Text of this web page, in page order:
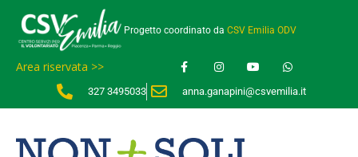
Progetto coordinato da CSV Emilia ODV
Area riservata >>
327 3495033 anna.ganapini@csvemilia.it